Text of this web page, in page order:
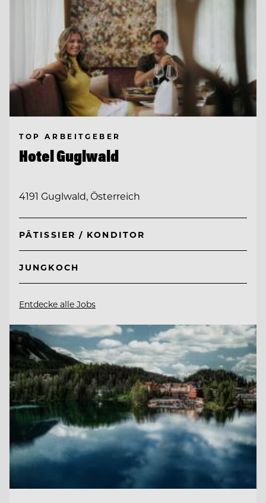
TOP ARBEITGEBER
Hotel Guglwald
4191 Guglwald, Österreich
PÂTISSIER / KONDITOR
JUNGKOCH
Entdecke alle Jobs